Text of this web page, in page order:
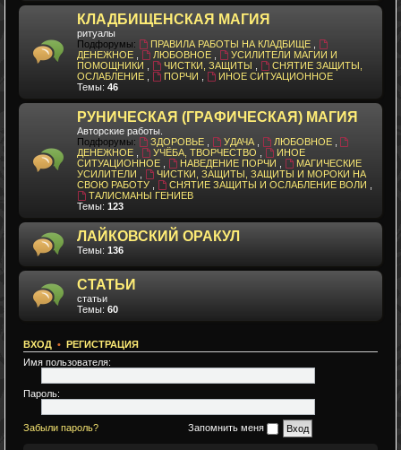
КЛАДБИЩЕНСКАЯ МАГИЯ
ритуалы
Подфорумы:
ПРАВИЛА РАБОТЫ НА КЛАДБИЩЕ
ДЕНЕЖНОЕ
ЛЮБОВНОЕ
УСИЛИТЕЛИ МАГИИ И
ПОМОЩНИКИ
ЧИСТКИ, ЗАЩИТЫ
СНЯТИЕ ЗАЩИТЫ,
ОСЛАБЛЕНИЕ
ПОРЧИ
ИНОЕ СИТУАЦИОННОЕ
Темы: 46
РУНИЧЕСКАЯ (ГРАФИЧЕСКАЯ) МАГИЯ
Авторские работы.
Подфорумы:
ЗДОРОВЬЕ УДАЧА ЛЮБОВНОЕ
ДЕНЕЖНОЕ
УЧЁБА, ТВОРЧЕСТВО
ИНОЕ
СИТУАЦИОННОЕ
НАВЕДЕНИЕ ПОРЧИ
МАГИЧЕСКИЕ
УСИЛИТЕЛИ
ЧИСТКИ, ЗАЩИТЫ, ЗАЩИТЫ И МОРОКИ НА
СВОЮ РАБОТУ
СНЯТИЕ ЗАЩИТЫ И ОСЛАБЛЕНИЕ ВОЛИ
ТАЛИСМАНЫ ГЕНИЕВ
Темы: 123
ЛАЙКОВСКИЙ ОРАКУЛ
Темы: 136
СТАТЬИ
статьи
Темы: 60
ВХОД • РЕГИСТРАЦИЯ
Имя пользователя:
Пароль:
Забыли пароль? Запомнить меня